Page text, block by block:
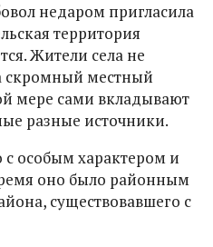
недаром пригласила
территория
Жители села не
скромный местный
мере сами вкладывают
разные источники.
особым характером и
оно было районным
существовавшего с